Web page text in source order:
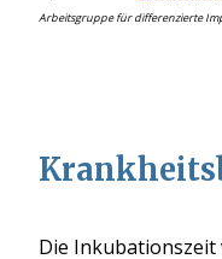
Arbeitsgruppe für differenzierte
Die Inkubationszeit